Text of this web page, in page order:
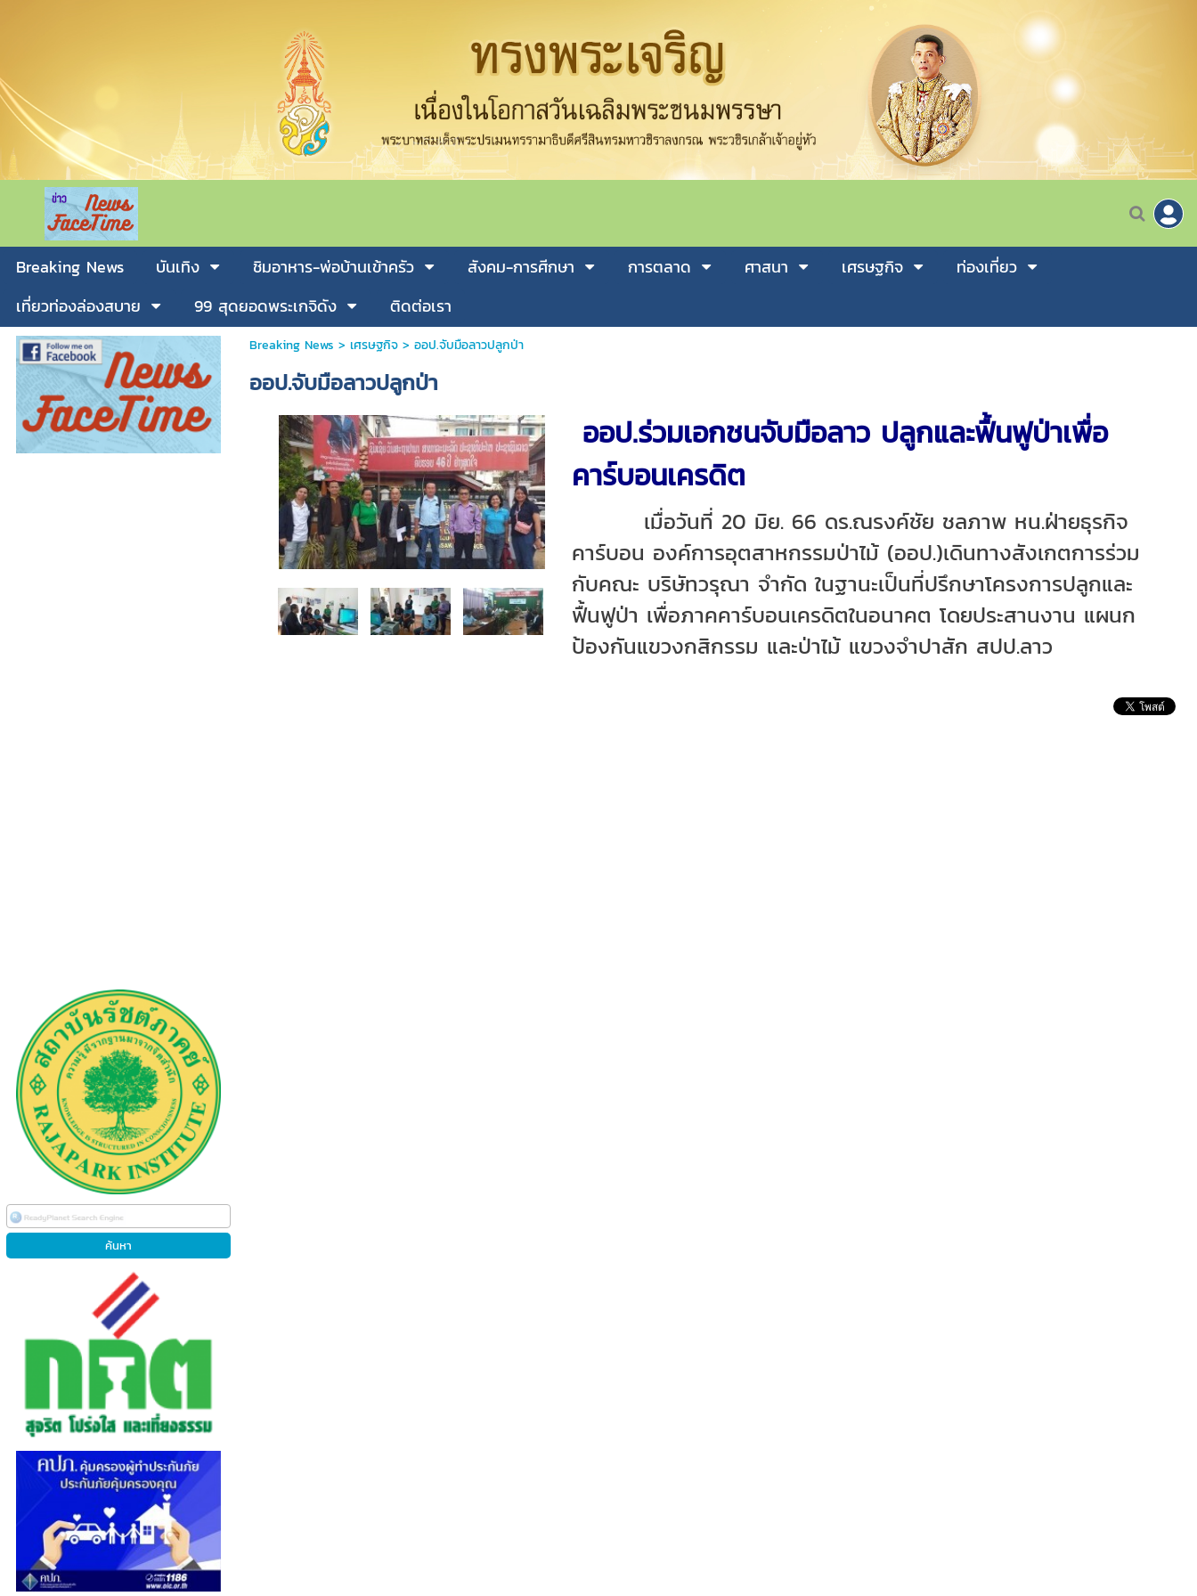
Breaking News บันเทิง ชิมอาหาร-พ่อบ้านเข้าครัว สังคม-การศีกษา การตลาด ศาสนา เศรษฐกิจ
ท่องเที่ยว
เที่ยวท่องล่องสบาย
99 สุดยอดพระเกจิดัง ติดต่อเรา
Breaking News > เศรษฐกิจ> ออป.จับมือลาวปลูกป่า
ออป.จับมือลาวปลูกป่า
ออป.ร่วมเอกชนจับมือลาว ปลูกและฟื้นฟูป่าเพื่อ
คาร์บอนเครดิต
เมื่อวันที่ 20 มิย. 66 ดร.ณรงค์ชัย ชลภาพ หน.ฝ่ายธุรกิจ
คาร์บอน องค์การอุตสาหกรรมป่าไม้ (ออป.)เดินทางสังเกตการร่วม
กับคณะ บริษัทวรุณา จำกัด ในฐานะเป็นที่ปรึกษาโครงการปลูกและ
ฟื้นฟูป่า เพื่อภาคคาร์บอนเครดิตในอนาคต โดยประสานงาน แผนก
ป้องกันแขวงกสิกรรม และป่าไม้ แขวงจำปาสัก สปป.ลาว